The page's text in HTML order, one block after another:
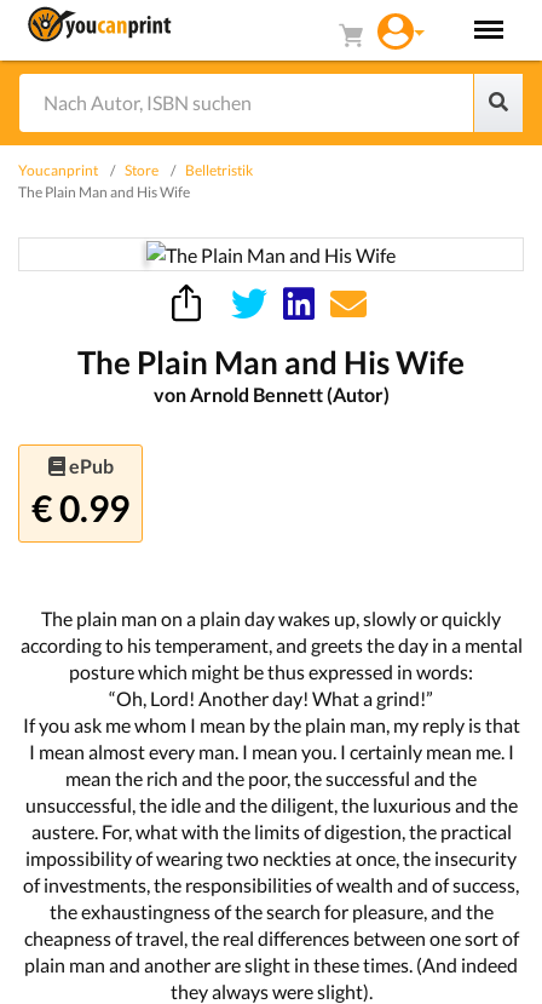
Youcanprint Store
Belletristik
The Plain Man and His Wife
The Plain Man and His Wife
von Arnold Bennett (Autor)
ePub
€ 0.99
The plain man on a plain day wakes up, slowly or quickly
according to his temperament, and greets the day in a mental
posture which might be thus expressed in words:
“Oh, Lord! Another day! What a grind!”
If you ask me whom I mean by the plain man, my reply is that
I mean almost every man. I mean you. I certainly mean me. I
mean the rich and the poor, the successful and the
unsuccessful, the idle and the diligent, the luxurious and the
austere. For, what with the limits of digestion, the practical
impossibility of wearing two neckties at once, the insecurity
of investments, the responsibilities of wealth and of success,
the exhaustingness of the search for pleasure, and the
cheapness of travel, the real differences between one sort of
plain man and another are slight in these times. (And indeed
they always were slight).